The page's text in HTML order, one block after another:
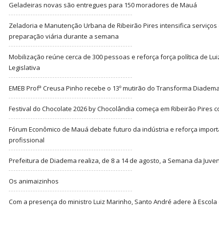
Geladeiras novas são entregues para 150 moradores de Mauá
Zeladoria e Manutenção Urbana de Ribeirão Pires intensifica
preparação viária durante a semana
Mobilização reúne cerca de 300 pessoas e reforça força política de
Legislativa
EMEB Profª Creusa Pinho recebe o 13º mutirão do Transforma
Festival do Chocolate 2026 by Chocolândia começa em Ribeirão Pires
Fórum Econômico de Mauá debate futuro da indústria e reforça
profissional
Prefeitura de Diadema realiza, de 8 a 14 de agosto, a Semana da
Os animaizinhos
Com a presença do ministro Luiz Marinho, Santo André adere à